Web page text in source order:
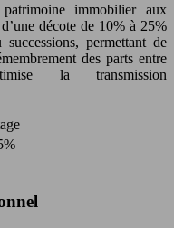
immobilier aux
décote de 10% à 25%
permettant de
des parts entre
la transmission